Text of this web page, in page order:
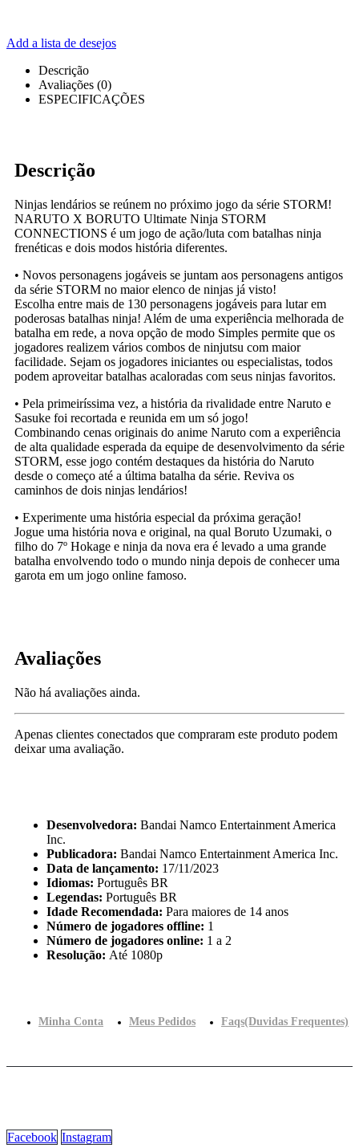
Add a lista de desejos
Descrição
Avaliações (0)
ESPECIFICAÇÕES
Descrição
Ninjas lendários se reúnem no próximo jogo da série STORM!
NARUTO X BORUTO Ultimate Ninja STORM
CONNECTIONS é um jogo de ação/luta com batalhas ninja
frenéticas e dois modos história diferentes.
• Novos personagens jogáveis se juntam aos personagens antigos
da série STORM no maior elenco de ninjas já visto!
Escolha entre mais de 130 personagens jogáveis para lutar em
poderosas batalhas ninja! Além de uma experiência melhorada de
batalha em rede, a nova opção de modo Simples permite que os
jogadores realizem vários combos de ninjutsu com maior
facilidade. Sejam os jogadores iniciantes ou especialistas, todos
podem aproveitar batalhas acaloradas com seus ninjas favoritos.
• Pela primeiríssima vez, a história da rivalidade entre Naruto e
Sasuke foi recortada e reunida em um só jogo!
Combinando cenas originais do anime Naruto com a experiência
de alta qualidade esperada da equipe de desenvolvimento da série
STORM, esse jogo contém destaques da história do Naruto
desde o começo até a última batalha da série. Reviva os
caminhos de dois ninjas lendários!
• Experimente uma história especial da próxima geração!
Jogue uma história nova e original, na qual Boruto Uzumaki, o
filho do 7º Hokage e ninja da nova era é levado a uma grande
batalha envolvendo todo o mundo ninja depois de conhecer uma
garota em um jogo online famoso.
Avaliações
Não há avaliações ainda.
Apenas clientes conectados que compraram este produto podem
deixar uma avaliação.
Desenvolvedora: Bandai Namco Entertainment America
Inc.
Publicadora: Bandai Namco Entertainment America Inc.
Data de lançamento: 17/11/2023
Idiomas: Português BR
Legendas: Português BR
Idade Recomendada: Para maiores de 14 anos
Número de jogadores offline: 1
Número de jogadores online: 1 a 2
Resolução: Até 1080p
Minha Conta Meus Pedidos Faqs(Duvidas Frequentes)
Facebook Instagram